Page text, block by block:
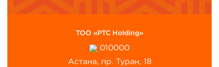
ТОО «PTC Holding»
010000
Астана, пр. Туран, 18